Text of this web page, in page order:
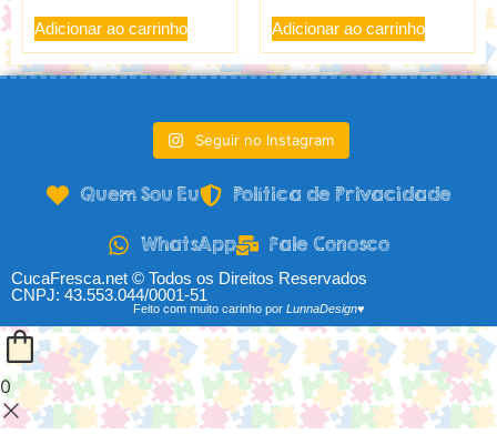
Adicionar ao carrinho Adicionar ao carrinho
Seguir no Instagram
Quem Sou Eu Política de Privacidade
WhatsApp Fale Conosco
CucaFresca.net © Todos os Direitos Reservados
CNPJ: 43.553.044/0001-51
Feito com muito carinho por LunnaDesign♥
0